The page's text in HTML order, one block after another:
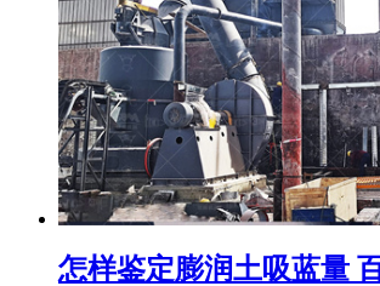
怎样鉴定膨润土吸蓝量